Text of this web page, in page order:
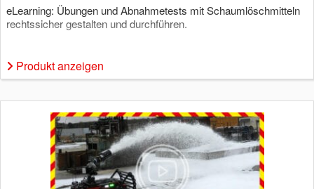
eLearning: Übungen und Abnahmetests mit Schaumlöschmitteln
rechtssicher gestalten und durchführen.
Produkt anzeigen